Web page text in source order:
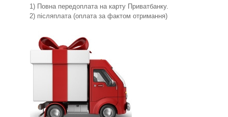
1) Повна передоплата на карту Приватбанку.
2) післяплата (оплата за фактом отримання)